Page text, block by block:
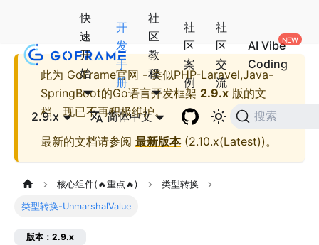
快
速
开
始
开
发
手
册
社
区
教
程
社
区
案
例
社
区
交
流
AI Vibe
Coding
2.9.x 简体中文 搜索
此为 GoFrame官网 - 类似PHP-Laravel,Java-
SpringBoot的Go语言开发框架 2.9.x 版的文
档，现已不再积极维护。
最新的文档请参阅 最新版本(2.10.x(Latest))。
核心组件(🔥重点🔥) 类型转换
类型转换-UnmarshalValue
版本：2.9.x